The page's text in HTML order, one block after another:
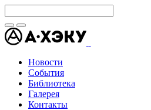
Новости
События
Библиотека
Галерея
Контакты